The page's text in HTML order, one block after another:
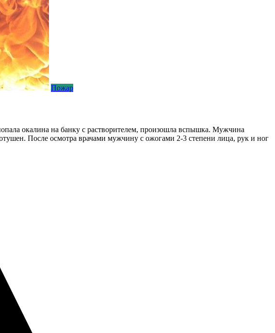
Пожар
окалина на банку с растворителем, произошла вспышка. Мужчина
После осмотра врачами мужчину с ожогами 2-3 степени лица, рук и ног